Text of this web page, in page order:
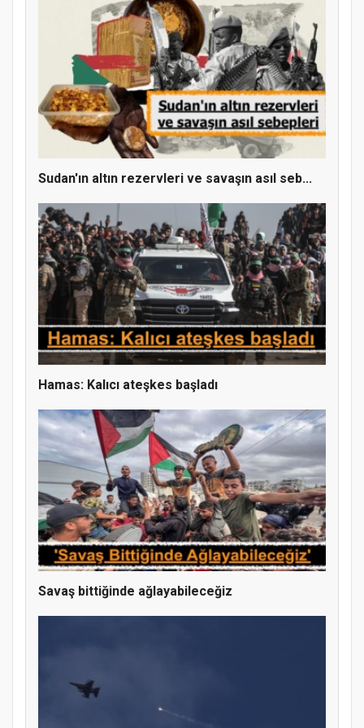
Doğanyol'da Temel Dini Bilgiler Sınavı
Gerçekleştirildi
Sudan'ın altın rezervleri ve savaşın asıl seb...
Hamas: Kalıcı ateşkes başladı
Savaş bittiğinde ağlayabileceğiz